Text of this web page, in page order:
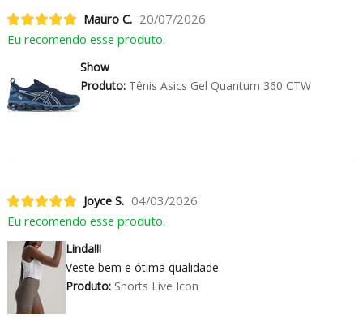
Mauro C. 20/07/2026
Eu recomendo esse produto.
Show
Produto:Tênis Asics Gel Quantum 360 CTW
Joyce S. 04/03/2026
Eu recomendo esse produto.
Linda!!!
Veste bem e ótima qualidade.
Produto:Shorts Live Icon